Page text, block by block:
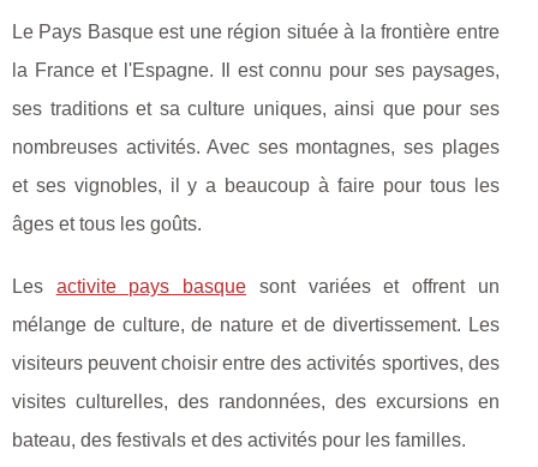
Le Pays Basque est une région située à la frontière entre
la France et l'Espagne. Il est connu pour ses paysages,
ses traditions et sa culture uniques, ainsi que pour ses
nombreuses activités. Avec ses montagnes, ses plages
et ses vignobles, il y a beaucoup à faire pour tous les
âges et tous les goûts.
Les activite pays basque sont variées et offrent un
mélange de culture, de nature et de divertissement. Les
visiteurs peuvent choisir entre des activités sportives, des
visites culturelles, des randonnées, des excursions en
bateau, des festivals et des activités pour les familles.